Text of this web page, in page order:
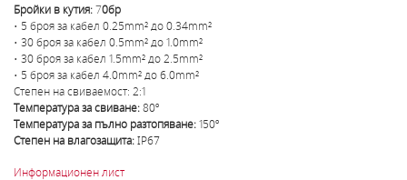
Бройки в кутия:70бр
• 5 броя за кабел 0.25mm² до 0.34mm²
• 30 броя за кабел 0.5mm² до 1.0mm²
• 30 броя за кабел 1.5mm² до 2.5mm²
• 5 броя за кабел 4.0mm² до 6.0mm²
Степен на свиваемост: 2:1
Температура за свиване:80º
Температура за пълно разтопяване:150º
Степен на влагозащита:IP67
Информационен лист